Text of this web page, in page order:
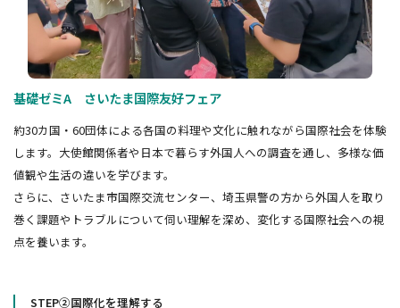
基礎ゼミA さいたま国際友好フェア
約30カ国・60団体による各国の料理や文化に触れながら国際社会を体験
します。大使館関係者や日本で暮らす外国人への調査を通し、多様な価
値観や生活の違いを学びます。
さらに、さいたま市国際交流センター、埼玉県警の方から外国人を取り
巻く課題やトラブルについて伺い理解を深め、変化する国際社会への視
点を養います。
STEP②国際化を理解する